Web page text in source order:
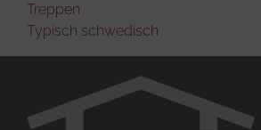
Treppen
Typisch schwedisch